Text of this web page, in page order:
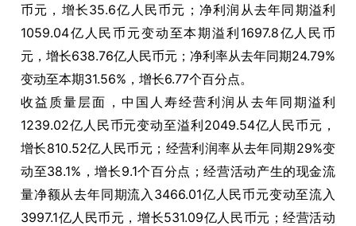
币元，增长35.6亿人民币元；净利润从去年同期溢利
1059.04亿人民币元变动至本期溢利1697.8亿人民币
元，增长638.76亿人民币元；净利率从去年同期24.79%
变动至本期31.56%，增长6.77个百分点。
收益质量层面，中国人寿经营利润从去年同期溢利
1239.02亿人民币元变动至溢利2049.54亿人民币元，
增长810.52亿人民币元；经营利润率从去年同期29%变
动至38.1%，增长9.1个百分点；经营活动产生的现金流
量净额从去年同期流入3466.01亿人民币元变动至流入
3997.1亿人民币元，增长531.09亿人民币元；经营活动